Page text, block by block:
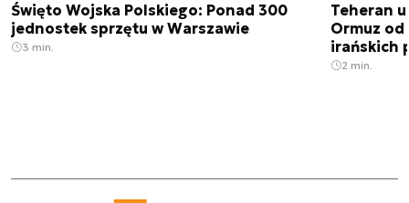
Święto Wojska Polskiego: Ponad 300
jednostek sprzętu w Warszawie
3 min.
Teheran
Ormuz
irańskich
2 min.